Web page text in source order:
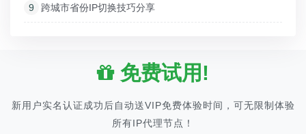
9 跨城市省份IP切换技巧分享
免费试用!
新用户实名认证成功后自动送VIP免费体验时间，可无限制体验
所有IP代理节点！